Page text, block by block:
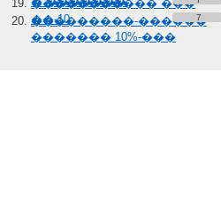
����������� ���
��-10
���������-������
������� 10%-���
7